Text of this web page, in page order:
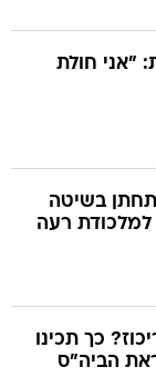
"אני חולת
בשיטה
למלכודת רעה
כך תכינו
הביה"ס